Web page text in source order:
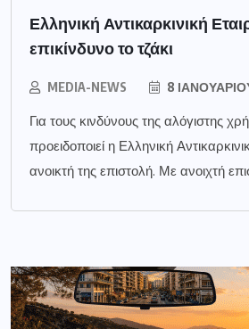
Ελληνική Αντικαρκινική
επικίνδυνο το τζάκι
MEDIA-NEWS 8
Για τους κινδύνους της αλόγιστης
προειδοποιεί η Ελληνική
ανοικτή της επιστολή. Με ανοιχτή